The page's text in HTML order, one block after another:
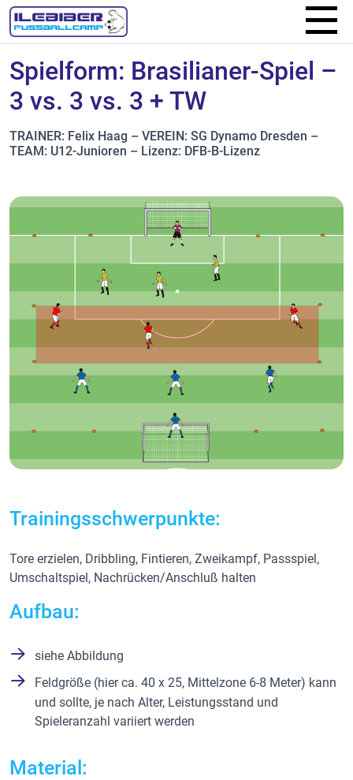
Spielform: Brasilianer-Spiel –
3 vs. 3 vs. 3 + TW
TRAINER: Felix Haag – VEREIN: SG Dynamo Dresden –
TEAM: U12-Junioren – Lizenz: DFB-B-Lizenz
Trainingsschwerpunkte:
Tore erzielen, Dribbling, Fintieren, Zweikampf, Passspiel,
Umschaltspiel, Nachrücken/Anschluß halten
Aufbau:
siehe Abbildung
Feldgröße (hier ca. 40 x 25, Mittelzone 6-8 Meter) kann
und sollte, je nach Alter, Leistungsstand und
Spieleranzahl variiert werden
Material: